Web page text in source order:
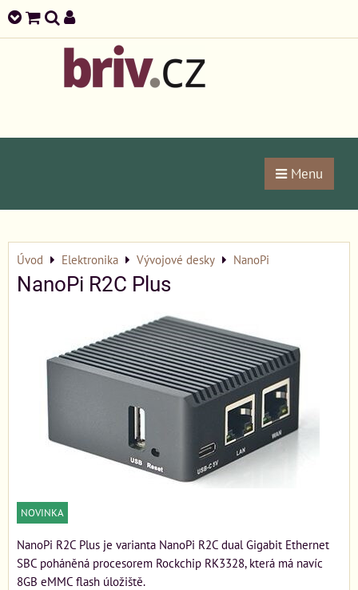
Menu
Úvod Elektronika Vývojové desky NanoPi
NanoPi R2C Plus
NOVINKA
NanoPi R2C Plus je varianta NanoPi R2C dual Gigabit Ethernet
SBC poháněná procesorem Rockchip RK3328, která má navíc
8GB eMMC flash úložiště.